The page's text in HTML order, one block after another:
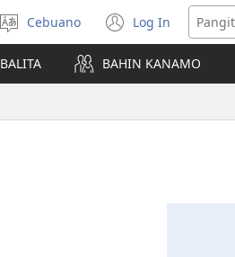
Pagpilig
pinulongan
Cebuano Log In
(mo-
open
ug
bag-
window)
BALITA BAHIN KANAMO